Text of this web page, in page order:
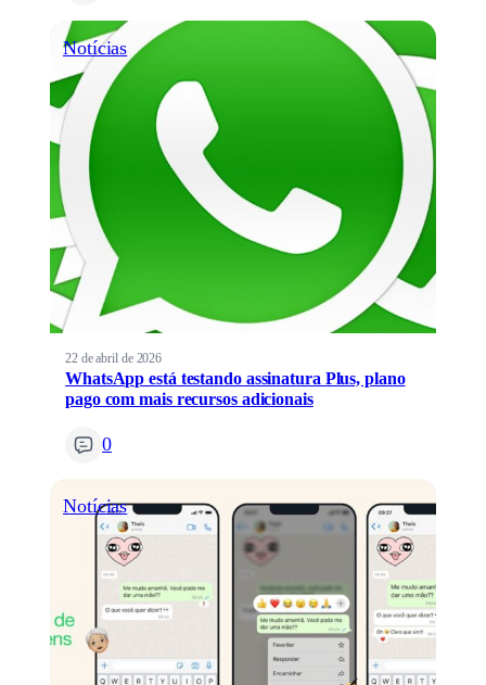
Notícias
22 de abril de 2026
WhatsApp está testando assinatura Plus, plano
pago com mais recursos adicionais
0
Notícias